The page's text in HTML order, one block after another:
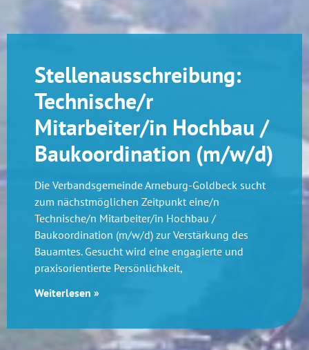
Stellenausschreibung:
Technische/r
Mitarbeiter/in Hochbau /
Baukoordination (m/w/d)
Die Verbandsgemeinde Arneburg-Goldbeck sucht
zum nächstmöglichen Zeitpunkt eine/n
Technische/n Mitarbeiter/in Hochbau /
Baukoordination (m/w/d) zur Verstärkung des
Bauamtes. Gesucht wird eine engagierte und
praxisorientierte Persönlichkeit,
Weiterlesen »